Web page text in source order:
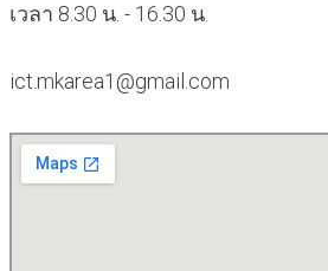
เวลา 8.30 น. - 16.30 น.
ict.mkarea1@gmail.com